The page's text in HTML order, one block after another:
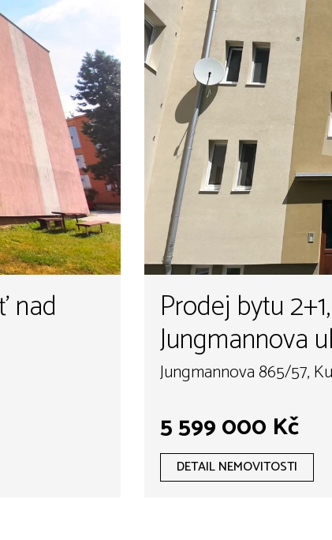
nad Prodej bytu
Jungmannova
Jungmannova 865/57,
5 599 000 Kč
DETAIL NEMOVITOSTI